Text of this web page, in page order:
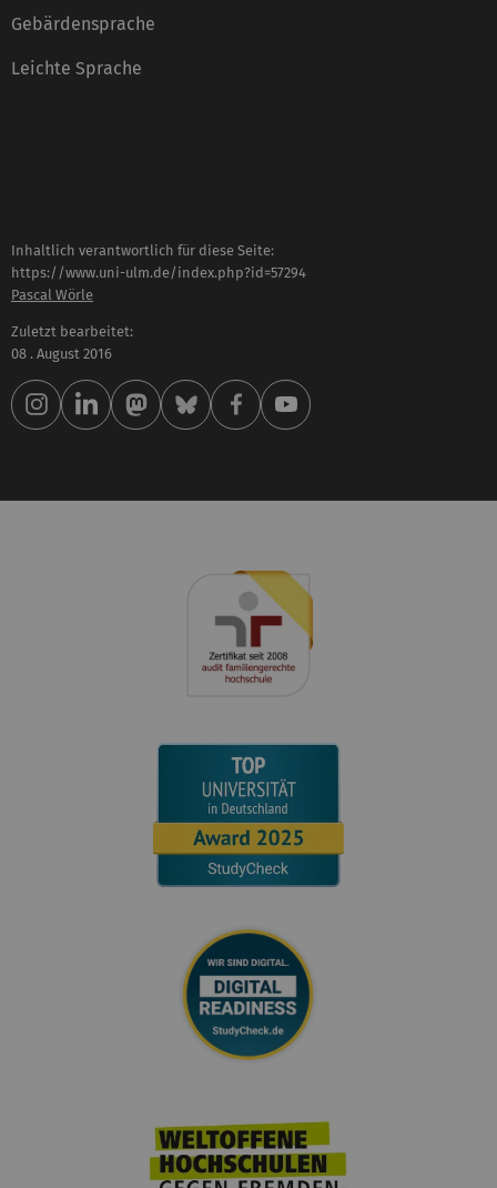
Gebärdensprache
Leichte Sprache
Inhaltlich verantwortlich für diese Seite:
https://www.uni-ulm.de/index.php?id=57294
Pascal Wörle
Zuletzt bearbeitet:
08 . August 2016